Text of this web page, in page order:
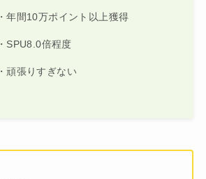
・年間10万ポイント以上獲得
・SPU8.0倍程度
・頑張りすぎない